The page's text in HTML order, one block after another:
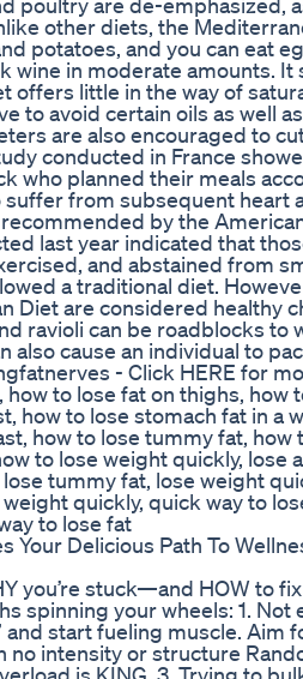
other diets, the
potatoes, and you can eat
wine in moderate amounts.
offers little in the way of
to avoid certain oils as well
are also encouraged to
conducted in France
who planned their meals
from subsequent heart
by the
last year indicated that
and abstained from
a traditional diet.
Diet are considered healthy
ravioli can be roadblocks to
also cause an individual to
- Click HERE for
how to lose fat on thighs, how
how to lose stomach fat in a
how to lose tummy fat,
to lose weight quickly, lose
tummy fat, lose weight
quickly, quick way to
to lose fat
Your Delicious Path To
you’re stuck—and HOW to
spinning your wheels: 1.
and start fueling muscle. Aim
no intensity or structure
is KING. 3. Trying to